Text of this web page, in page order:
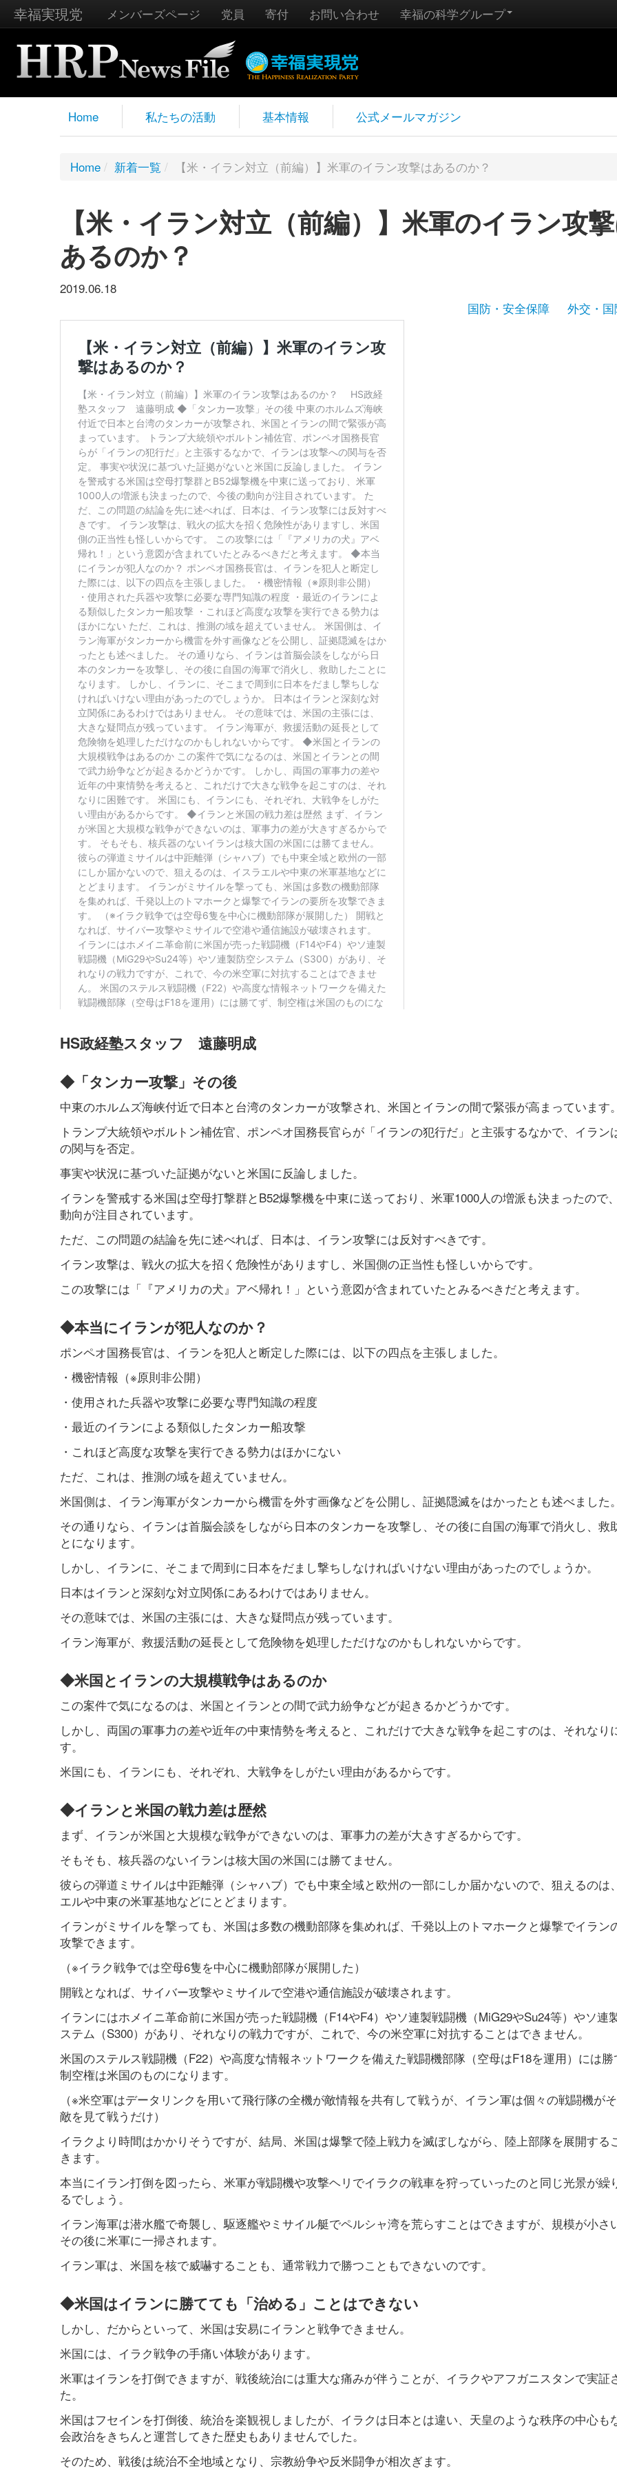
幸福実現党 メンバーズページ 党員 寄付 お問い合わせ 幸福の科学グループ
Home 私たちの活動 基本情報 公式メールマガジン
Home / 新着一覧 / 【米・イラン対立（前編）】米軍のイラン攻撃はあるのか？
【米・イラン対立（前編）】米軍のイラン攻
あるのか？
2019.06.18
国防・安全保障
外交・
HS政経塾スタッフ 遠藤明成
◆「タンカー攻撃」その後
中東のホルムズ海峡付近で日本と台湾のタンカーが攻撃され、米国とイランの間で緊張が高まっています
トランプ大統領やボルトン補佐官、ポンペオ国務長官らが「イランの犯行だ」と主張するなかで、イラン
の関与を否定。
事実や状況に基づいた証拠がないと米国に反論しました。
イランを警戒する米国は空母打撃群とB52爆撃機を中東に送っており、米軍1000人の増派も決まったので
動向が注目されています。
ただ、この問題の結論を先に述べれば、日本は、イラン攻撃には反対すべきです。
イラン攻撃は、戦火の拡大を招く危険性がありますし、米国側の正当性も怪しいからです。
この攻撃には「『アメリカの犬』アベ帰れ！」という意図が含まれていたとみるべきだと考えます。
◆本当にイランが犯人なのか？
ポンペオ国務長官は、イランを犯人と断定した際には、以下の四点を主張しました。
・機密情報（※原則非公開）
・使用された兵器や攻撃に必要な専門知識の程度
・最近のイランによる類似したタンカー船攻撃
・これほど高度な攻撃を実行できる勢力はほかにない
ただ、これは、推測の域を超えていません。
米国側は、イラン海軍がタンカーから機雷を外す画像などを公開し、証拠隠滅をはかったとも述べました
その通りなら、イランは首脳会談をしながら日本のタンカーを攻撃し、その後に自国の海軍で消火し、救
とになります。
しかし、イランに、そこまで周到に日本をだまし撃ちしなければいけない理由があったのでしょうか。
日本はイランと深刻な対立関係にあるわけではありません。
その意味では、米国の主張には、大きな疑問点が残っています。
イラン海軍が、救援活動の延長として危険物を処理しただけなのかもしれないからです。
◆米国とイランの大規模戦争はあるのか
この案件で気になるのは、米国とイランとの間で武力紛争などが起きるかどうかです。
しかし、両国の軍事力の差や近年の中東情勢を考えると、これだけで大きな戦争を起こすのは、それなり
す。
米国にも、イランにも、それぞれ、大戦争をしがたい理由があるからです。
◆イランと米国の戦力差は歴然
まず、イランが米国と大規模な戦争ができないのは、軍事力の差が大きすぎるからです。
そもそも、核兵器のないイランは核大国の米国には勝てません。
彼らの弾道ミサイルは中距離弾（シャハブ）でも中東全域と欧州の一部にしか届かないので、狙えるのは
エルや中東の米軍基地などにとどまります。
イランがミサイルを撃っても、米国は多数の機動部隊を集めれば、千発以上のトマホークと爆撃でイラン
攻撃できます。
（※イラク戦争では空母6隻を中心に機動部隊が展開した）
開戦となれば、サイバー攻撃やミサイルで空港や通信施設が破壊されます。
イランにはホメイニ革命前に米国が売った戦闘機（F14やF4）やソ連製戦闘機（MiG29やSu24等）やソ連
ステム（S300）があり、それなりの戦力ですが、これで、今の米空軍に対抗することはできません。
米国のステルス戦闘機（F22）や高度な情報ネットワークを備えた戦闘機部隊（空母はF18を運用）には
制空権は米国のものになります。
（※米空軍はデータリンクを用いて飛行隊の全機が敵情報を共有して戦うが、イラン軍は個々の戦闘機が
敵を見て戦うだけ）
イラクより時間はかかりそうですが、結局、米国は爆撃で陸上戦力を滅ぼしながら、陸上部隊を展開する
きます。
本当にイラン打倒を図ったら、米軍が戦闘機や攻撃ヘリでイラクの戦車を狩っていったのと同じ光景が繰
るでしょう。
イラン海軍は潜水艦で奇襲し、駆逐艦やミサイル艇でペルシャ湾を荒らすことはできますが、規模が小さ
その後に米軍に一掃されます。
イラン軍は、米国を核で威嚇することも、通常戦力で勝つこともできないのです。
◆米国はイランに勝てても「治める」ことはできない
しかし、だからといって、米国は安易にイランと戦争できません。
米国には、イラク戦争の手痛い体験があります。
米軍はイランを打倒できますが、戦後統治には重大な痛みが伴うことが、イラクやアフガニスタンで実証
た。
米国はフセインを打倒後、統治を楽観視しましたが、イラクは日本とは違い、天皇のような秩序の中心も
会政治をきちんと運営してきた歴史もありませんでした。
そのため、戦後は統治不全地域となり、宗教紛争や反米闘争が相次ぎます。